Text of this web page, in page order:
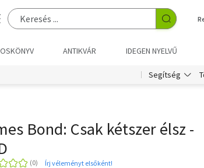
ANTIKVÁR IDEGEN NYELVŰ
Segítség
Bond: Csak kétszer élsz -
Írj véleményt elsőként!